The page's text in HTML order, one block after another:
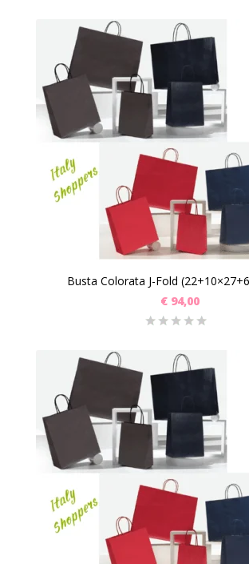
Busta Colorata J-Fold
€94,00